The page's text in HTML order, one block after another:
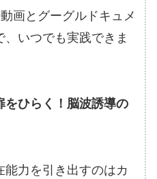
画とグーグルドキュメ
いつでも実践できま
をひらく！脳波誘導の
能力を引き出すのはカ